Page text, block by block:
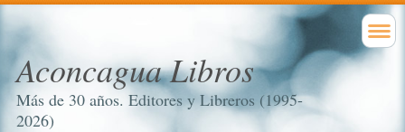
Aconcagua Libros
Más de 30 años. Editores y Libreros (1995-
2026)